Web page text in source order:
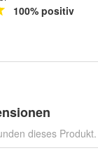
100% positiv
dieses Produkt.